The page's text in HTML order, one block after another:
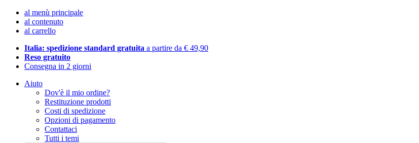
al menù principale
al contenuto
al carrello
Italia: spedizione standard gratuita a partire da € 49,90
Reso gratuito
Consegna in 2 giorni
Aiuto
Dov'è il mio ordine?
Restituzione prodotti
Costi di spedizione
Opzioni di pagamento
Contattaci
Tutti i temi